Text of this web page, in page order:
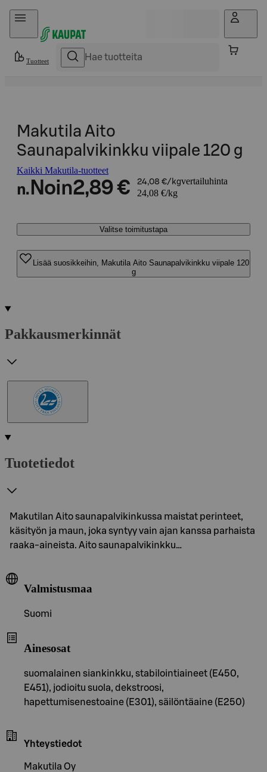
Hyppää sisältöön
Tuotteet
Makutila Aito
Saunapalvikinkku viipale 120 g
Kaikki Makutila-tuotteet
n. Noin2,89 € 24,08 €/kgvertailuhinta
24,08 €/kg
Valitse toimitustapa
Lisää suosikkeihin, Makutila Aito Saunapalvikinkku viipale 120
g
Pakkausmerkinnät
Tuotetiedot
Makutilan Aito saunapalvikinkussa maistat perinteet,
käsityön ja maun, joka syntyy vain ajan kanssa parhaista
raaka-aineista. Aito saunapalvikinkku…
Valmistusmaa
Suomi
Ainesosat
suomalainen siankinkku, stabilointiaineet (E450,
E451), jodioitu suola, dekstroosi,
hapettumisenestoaine (E301), säilöntäaine (E250)
Yhteystiedot
Makutila Oy